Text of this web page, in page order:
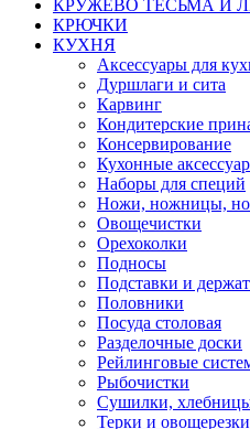
КРУЖЕВО ТЕСЬМА И
КРЮЧКИ
КУХНЯ
Аксессуары для
Дуршлаги и сита
Карвинг
Кондитерские
Консервирование
Кухонные
Наборы для специй
Ножи, ножницы,
Овощечистки
Орехоколки
Подносы
Подставки и
Половники
Посуда столовая
Разделочные доски
Рейлинговые
Рыбочистки
Сушилки,
Терки и овощерезки